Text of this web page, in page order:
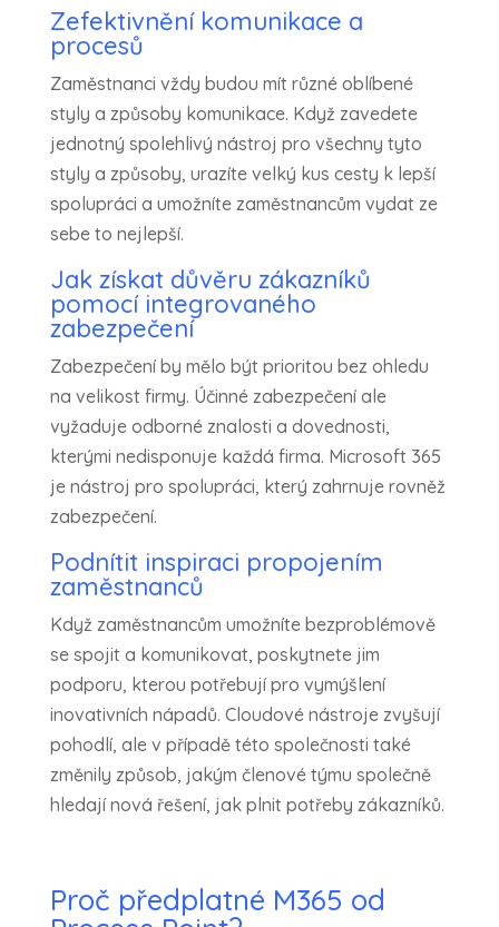
Zefektivnění komunikace a
procesů
Zaměstnanci vždy budou mít různé oblíbené
styly a způsoby komunikace. Když zavedete
jednotný spolehlivý nástroj pro všechny tyto
styly a způsoby, urazíte velký kus cesty k lepší
spolupráci a umožníte zaměstnancům vydat ze
sebe to nejlepší.
Jak získat důvěru zákazníků
pomocí integrovaného
zabezpečení
Zabezpečení by mělo být prioritou bez ohledu
na velikost firmy. Účinné zabezpečení ale
vyžaduje odborné znalosti a dovednosti,
kterými nedisponuje každá firma. Microsoft 365
je nástroj pro spolupráci, který zahrnuje rovněž
zabezpečení.
Podnítit inspiraci propojením
zaměstnanců
Když zaměstnancům umožníte bezproblémově
se spojit a komunikovat, poskytnete jim
podporu, kterou potřebují pro vymýšlení
inovativních nápadů. Cloudové nástroje zvyšují
pohodlí, ale v případě této společnosti také
změnily způsob, jakým členové týmu společně
hledají nová řešení, jak plnit potřeby zákazníků.
Proč předplatné M365 od